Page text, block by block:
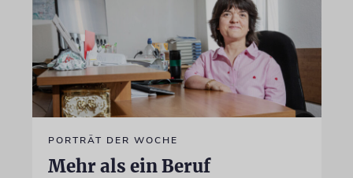
PORTRÄT DER WOCHE
Mehr als ein Beruf